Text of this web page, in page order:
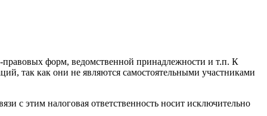
правовых форм, ведомственной принадлежности и т.п. К
так как они не являются самостоятельными участниками
с этим налоговая ответственность носит исключительно